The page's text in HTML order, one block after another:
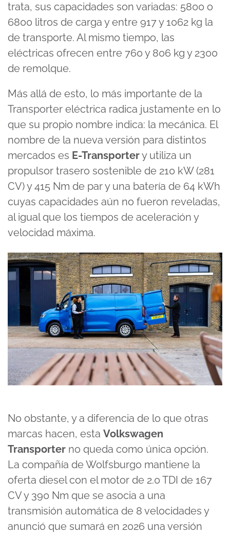
trata, sus capacidades son variadas: 5800 o
6800 litros de carga y entre 917 y 1062 kg la
de transporte. Al mismo tiempo, las
eléctricas ofrecen entre 760 y 806 kg y 2300
de remolque.
Más allá de esto, lo más importante de la
Transporter eléctrica radica justamente en lo
que su propio nombre indica: la mecánica. El
nombre de la nueva versión para distintos
mercados es E-Transportery utiliza un
propulsor trasero sostenible de 210 kW (281
CV) y 415 Nm de par y una batería de 64 kWh
cuyas capacidades aún no fueron reveladas,
al igual que los tiempos de aceleración y
velocidad máxima.
No obstante, y a diferencia de lo que otras
marcas hacen, esta Volkswagen
Transporter no queda como única opción.
La compañía de Wolfsburgo mantiene la
oferta diesel con el motor de 2.0 TDI de 167
CV y 390 Nm que se asocia a una
transmisión automática de 8 velocidades y
anunció que sumará en 2026 una versión